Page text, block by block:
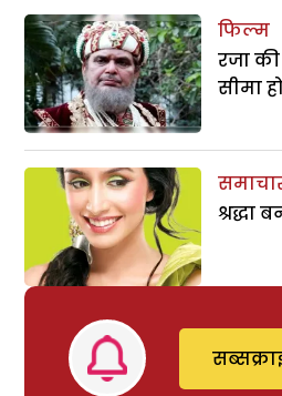
फिल्म
रजा
सीमा
श्रद्धा